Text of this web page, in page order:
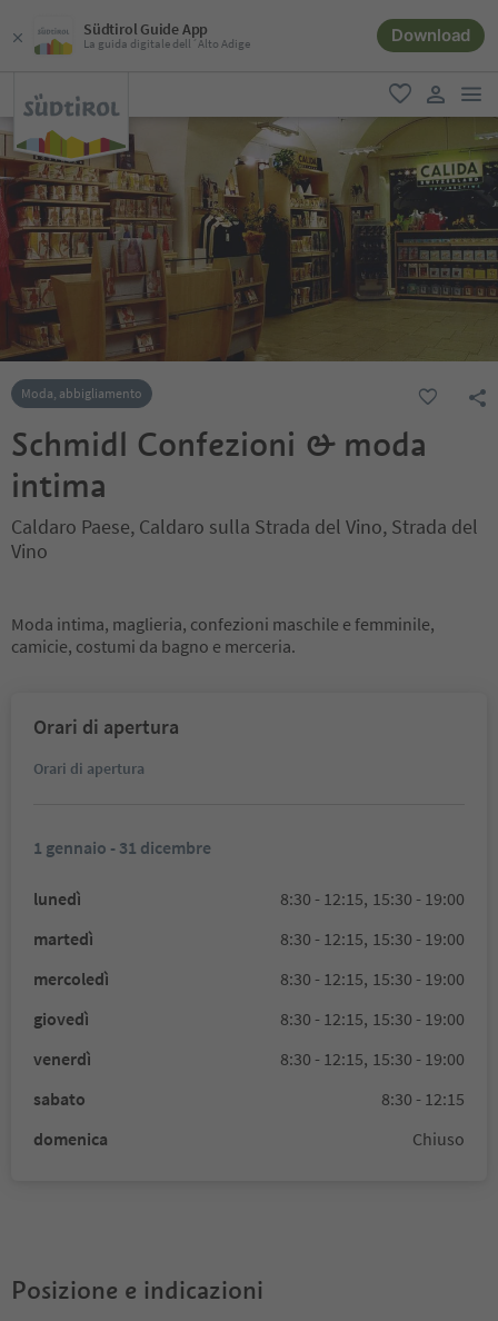
Südtirol Guide App
La guida digitale dell´Alto Adige Download
favoriti
user link
Moda, abbigliamento
Schmidl Confezioni & moda
intima
Caldaro Paese, Caldaro sulla Strada del Vino, Strada del
Vino
Moda intima, maglieria, confezioni maschile e femminile,
camicie, costumi da bagno e merceria.
Orari di apertura
Orari di apertura
1 gennaio - 31 dicembre
lunedì 8:30 - 12:15, 15:30 - 19:00
martedì
8:30 - 12:15, 15:30 - 19:00
mercoledì
8:30 - 12:15, 15:30 - 19:00
giovedì
8:30 - 12:15, 15:30 - 19:00
venerdì
8:30 - 12:15, 15:30 - 19:00
sabato
8:30 - 12:15
domenica
Chiuso
Posizione e indicazioni